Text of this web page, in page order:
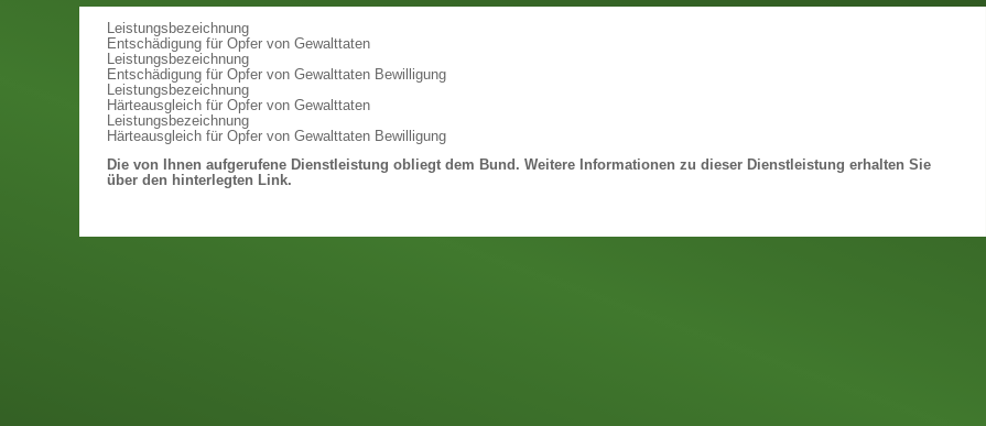
Leistungsbezeichnung
Entschädigung für Opfer von Gewalttaten
Leistungsbezeichnung
Entschädigung für Opfer von Gewalttaten Bewilligung
Leistungsbezeichnung
Härteausgleich für Opfer von Gewalttaten
Leistungsbezeichnung
Härteausgleich für Opfer von Gewalttaten Bewilligung
Die von Ihnen aufgerufene Dienstleistung obliegt dem Bund. Weitere Informationen zu dieser Dienstleistung erhalten Sie
über den hinterlegten Link.